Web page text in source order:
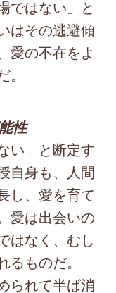
ではない」と
はその逃避傾
愛の不在をよ
性
い」と断定す
自身も、人間
し、愛を育て
愛は出会いの
はなく、むし
ものだ。
られて半ば消